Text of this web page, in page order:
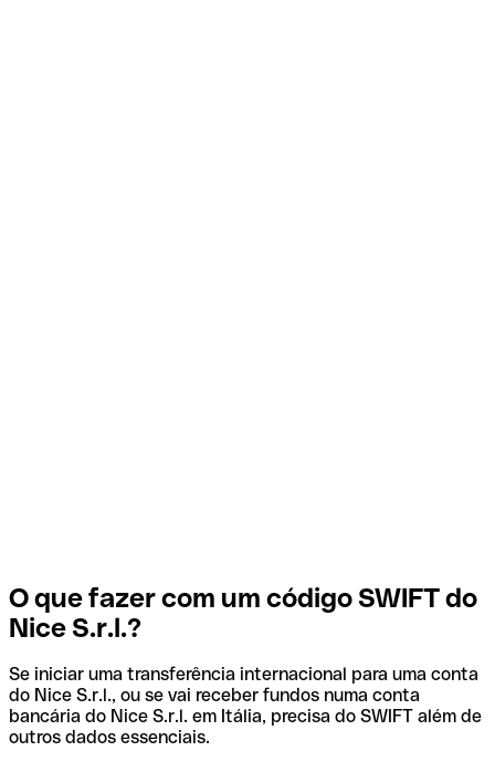
O que fazer com um código SWIFT do
Nice S.r.l.?
Se iniciar uma transferência internacional para uma conta
do Nice S.r.l., ou se vai receber fundos numa conta
bancária do Nice S.r.l. em Itália, precisa do SWIFT além de
outros dados essenciais.